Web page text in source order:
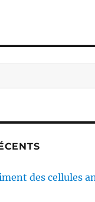
(dysménorrhées),
de
des cellules